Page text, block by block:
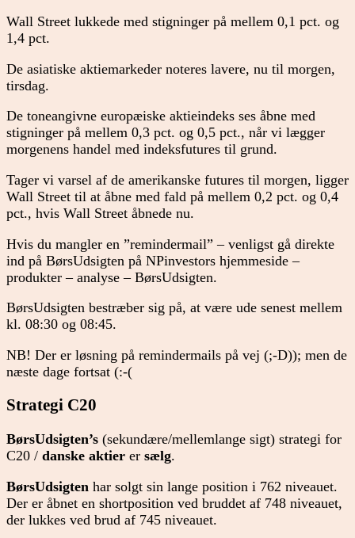
Wall Street lukkede med stigninger på mellem 0,1 pct. og
1,4 pct.
De asiatiske aktiemarkeder noteres lavere, nu til morgen,
tirsdag.
De toneangivne europæiske aktieindeks ses åbne med
stigninger på mellem 0,3 pct. og 0,5 pct., når vi lægger
morgenens handel med indeksfutures til grund.
Tager vi varsel af de amerikanske futures til morgen, ligger
Wall Street til at åbne med fald på mellem 0,2 pct. og 0,4
pct., hvis Wall Street åbnede nu.
Hvis du mangler en ”remindermail” – venligst gå direkte
ind på BørsUdsigten på NPinvestors hjemmeside –
produkter – analyse – BørsUdsigten.
BørsUdsigten bestræber sig på, at være ude senest mellem
kl. 08:30 og 08:45.
NB! Der er løsning på remindermails på vej (;-D)); men de
næste dage fortsat (:-(
Strategi C20
BørsUdsigten’s (sekundære/mellemlange sigt) strategi for
C20 / danske aktier er sælg.
BørsUdsigten har solgt sin lange position i 762 niveauet.
Der er åbnet en shortposition ved bruddet af 748 niveauet,
der lukkes ved brud af 745 niveauet.